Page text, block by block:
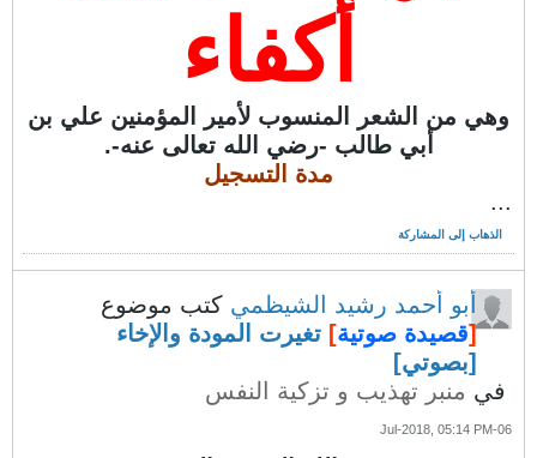
أكفاء
وهي من الشعر المنسوب لأمير المؤمنين علي بن
أبي طالب -رضي الله تعالى عنه-.
مدة التسجيل
...
الذهاب إلى المشاركة
أبو أحمد رشيد الشيظمي كتب موضوع
[قصيدة صوتية] تغيرت المودة والإخاء
[بصوتي]
في منبر تهذيب و تزكية النفس
06-Jul-2018, 05:14 PM